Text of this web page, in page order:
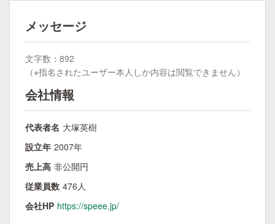
メッセージ
文字数：892
（※指名されたユーザー本人しか内容は閲覧できません）
会社情報
代表者名 大塚英樹
設立年 2007年
売上高 非公開円
従業員数 476人
会社HP https://speee.jp/